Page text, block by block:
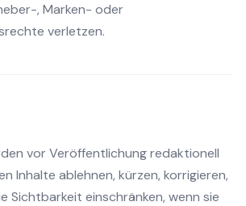
, Marken- oder
verletzen.
vor Veröffentlichung redaktionell
Inhalte ablehnen, kürzen, korrigieren,
Sichtbarkeit einschränken, wenn sie